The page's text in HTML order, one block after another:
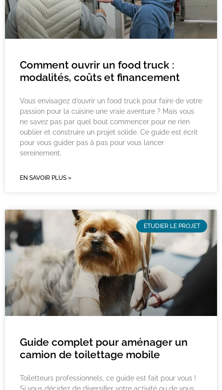
Comment ouvrir un food truck :
modalités, coûts et financement
Vous envisagez d’ouvrir un food truck pour faire de votre
passion pour la cuisine une vraie aventure ? Mais vous
ne savez pas par quel bout commencer pour ne rien
oublier et construire un projet solide. Ce guide est écrit
pour vous guider pas à pas pour vous lancer
sereinement.
EN SAVOIR PLUS »
ETUDIER LE PROJET
Guide complet pour aménager un
camion de toilettage mobile
Toiletteurs professionnels, ce guide est fait pour vous !